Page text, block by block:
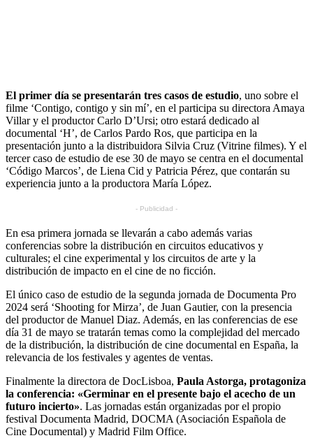
El primer día se presentarán tres casos de estudio, uno sobre el
filme ‘Contigo, contigo y sin mí’, en el participa su directora Amaya
Villar y el productor Carlo D’Ursi; otro estará dedicado al
documental ‘H’, de Carlos Pardo Ros, que participa en la
presentación junto a la distribuidora Silvia Cruz (Vitrine filmes). Y el
tercer caso de estudio de ese 30 de mayo se centra en el documental
‘Código Marcos’, de Liena Cid y Patricia Pérez, que contarán su
experiencia junto a la productora María López.
- Publicidad -
En esa primera jornada se llevarán a cabo además varias
conferencias sobre la distribución en circuitos educativos y
culturales; el cine experimental y los circuitos de arte y la
distribución de impacto en el cine de no ficción.
El único caso de estudio de la segunda jornada de Documenta Pro
2024 será ‘Shooting for Mirza’, de Juan Gautier, con la presencia
del productor de Manuel Diaz. Además, en las conferencias de ese
día 31 de mayo se tratarán temas como la complejidad del mercado
de la distribución, la distribución de cine documental en España, la
relevancia de los festivales y agentes de ventas.
Finalmente la directora de DocLisboa, Paula Astorga, protagoniza
la conferencia: «Germinar en el presente bajo el acecho de un
futuro incierto». Las jornadas están organizadas por el propio
festival Documenta Madrid, DOCMA (Asociación Española de
Cine Documental) y Madrid Film Office.